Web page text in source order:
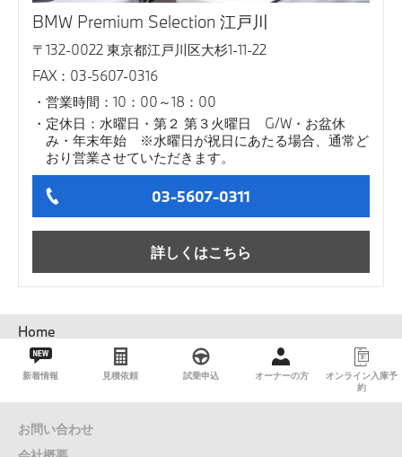
BMW Premium Selection 江戸川
〒132-0022 東京都江戸川区大杉1-11-22
FAX：03-5607-0316
営業時間：10：00～18：00
定休日：水曜日・第２ 第３火曜日 G/W・お盆休
み・年末年始 ※水曜日が祝日にあたる場合、通常ど
おり営業させていただきます。
03-5607-0311
詳しくはこちら
パ
ン
く
ず
Home
新着情報 見積依頼 試乗申込 オーナーの方
オンライン入庫予
約
お問い合わせ